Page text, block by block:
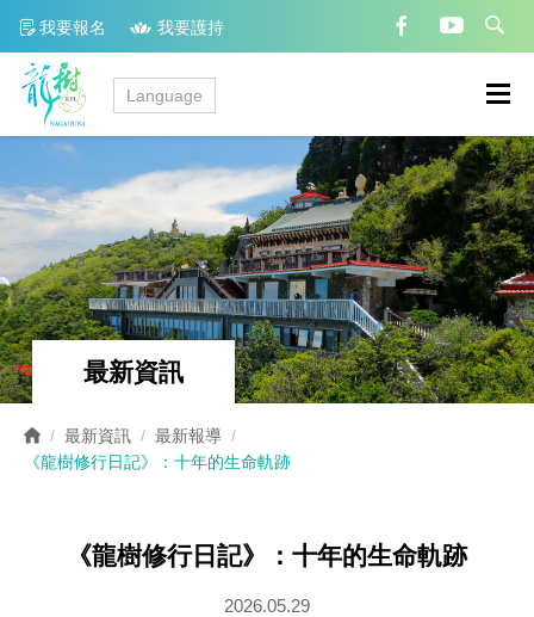
我要報名 我要護持
Language
最新資訊
最新資訊
最新報導
《龍樹修行日記》：十年的生命軌跡
《龍樹修行日記》：十年的生命軌跡
2026.05.29